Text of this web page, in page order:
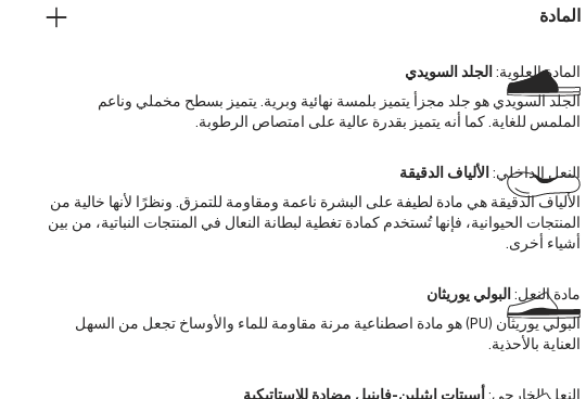
المادة
المادة العلوية:الجلد السويدي
الجلد السويدي هو جلد مجزأ يتميز بلمسة نهائية وبرية. يتميز بسطح مخملي وناعم
الملمس للغاية. كما أنه يتميز بقدرة عالية على امتصاص الرطوبة.
النعل الداخلي:الألياف الدقيقة
الألياف الدقيقة هي مادة لطيفة على البشرة ناعمة ومقاومة للتمزق. ونظرًا لأنها خالية من
المنتجات الحيوانية، فإنها تُستخدم كمادة تغطية لبطانة النعال في المنتجات النباتية، من بين
أشياء أخرى.
مادة النعل:البولي يوريثان
البولي يوريثان (PU) هو مادة اصطناعية مرنة مقاومة للماء والأوساخ تجعل من السهل
العناية بالأحذية.